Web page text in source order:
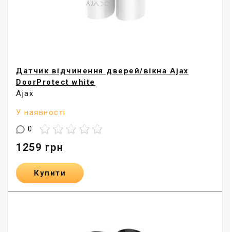
Датчик відчинення дверей/вікна Ajax
DoorProtect white
Ajax
У наявності
0
1259 грн
Купити